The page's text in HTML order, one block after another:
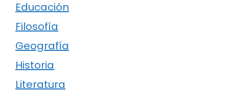
Educación
Filosofía
Geografía
Historia
Literatura